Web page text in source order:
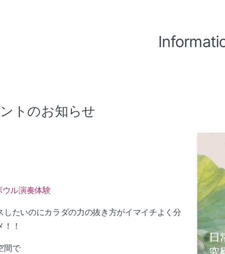
トのお知らせ
ル演奏体験
たいのにカラダの力の抜き方がイマイチよく分
！
間で